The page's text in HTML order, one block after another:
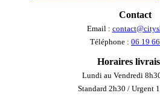
Contact
Email :
Téléphone : 06 19
Horaires
Lundi au Vendredi
Standard 2h30 / Urgent